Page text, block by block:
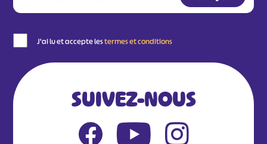
J'ai lu et accepte lestermes et conditions
SUIVEZ-NOUS